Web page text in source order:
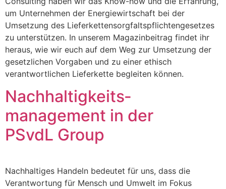
um Unternehmen der Energiewirtschaft bei der
Umsetzung des Lieferkettensorgfaltspflichtengesetzes
zu unterstützen. In unserem Magazinbeitrag findet ihr
heraus, wie wir euch auf dem Weg zur Umsetzung der
gesetzlichen Vorgaben und zu einer ethisch
verantwortlichen Lieferkette begleiten können.
Nachhaltigkeits­
management in der
PSvdL Group
Nachhaltiges Handeln bedeutet für uns, dass die
Verantwortung für Mensch und Umwelt im Fokus